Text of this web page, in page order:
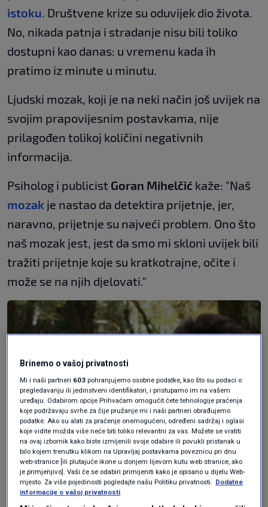
istoku. Društvene krize su oduvijek dio života.
No, nikada patnja i stradanje nisu bili toliko
dostupni kao danas: u vremenu kada ih
pratimo iz minute u minutu.
Ljudski mozak, koji je na neki način još uvijek na
svojim prapovijesnim postavkama, nije
prilagođen tolikoj količini negativnih
informacija.
Psiholog i publicist Goran Mihelčić kaže: "Naš
mozak je nastao da detektira prijetnje, jer,
naravno, prijetnje su najveći problem. Ono što
naš mozak jest, jest da smo mi skloni uvijek bili
tražiti prijetnje koje su kratkotrajne, očite i
može se na njih djelovati."
Brinemo o vašoj privatnosti
Mi i naši partneri 603 pohranjujemo osobne podatke, kao što su podaci o
pregledavanju ili jedinstveni identifikatori, i pristupamo im na vašem
uređaju. Odabirom opcije Prihvaćam omogućit ćete tehnologije praćenja
koje podržavaju svrhe za čije pružanje mi i naši partneri obrađujemo
podatke. Ako su alati za praćenje onemogućeni, određeni sadržaj i oglasi
koje vidite možda više neće biti toliko relevantni za vas. Možete se vratiti
na ovaj izbornik kako biste izmijenili svoje odabire ili povukli pristanak u
bilo kojem trenutku klikom na Upravljaj postavkama poveznicu pri dnu
web-stranice [ili plutajuće ikone u donjem lijevom kutu web stranice, ako
je primjenjivo]. Vaši će se odabiri primijeniti kako je opisano u dijelu Web-
mjesto. Za više pojedinosti pogledajte našu Politiku privatnosti. Dodatne
informacije o vašoj privatnosti